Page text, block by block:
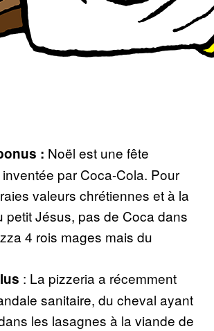
: Noël est une fête
par Coca-Cola. Pour
valeurs chrétiennes et à la
petit Jésus, pas de Coca dans
4 rois mages mais du
: La pizzeria a récemment
sanitaire, du cheval ayant
les lasagnes à la viande de